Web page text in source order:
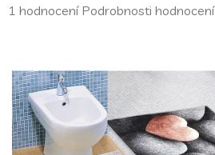
Průměrné
5,0
z
5
hvězdiček.
1 hodnocení Podrobnosti hodnocení